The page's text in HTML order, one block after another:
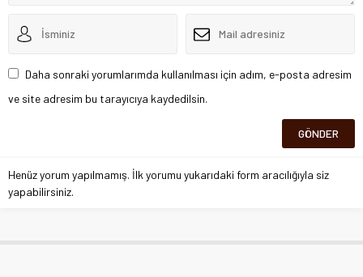
Daha sonraki yorumlarımda kullanılması için adım, e-posta adresim
ve site adresim bu tarayıcıya kaydedilsin.
Henüz yorum yapılmamış. İlk yorumu yukarıdaki form aracılığıyla siz
yapabilirsiniz.